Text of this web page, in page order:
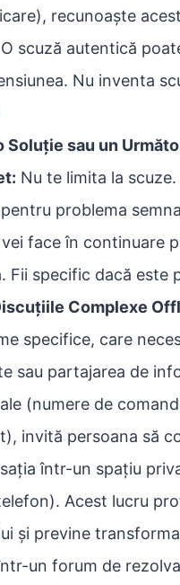
recunoaște
scuză autentică
Nu inventa
Soluție sau un
Nu te limita la
problema
face în continuare
Fii specific dacă este
Complexe
specifice, care
sau partajarea de
(numere de
invită persoana să
într-un spațiu
Acest lucru
și previne
un forum de